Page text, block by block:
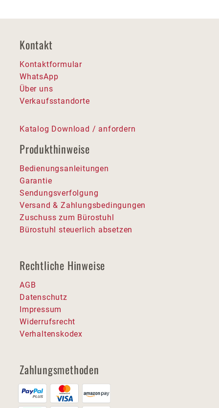
Kontakt
Kontaktformular
WhatsApp
Über uns
Verkaufsstandorte
Katalog Download / anfordern
Produkthinweise
Bedienungsanleitungen
Garantie
Sendungsverfolgung
Versand & Zahlungsbedingungen
Zuschuss zum Bürostuhl
Bürostuhl steuerlich absetzen
Rechtliche Hinweise
AGB
Datenschutz
Impressum
Widerrufsrecht
Verhaltenskodex
Zahlungsmethoden